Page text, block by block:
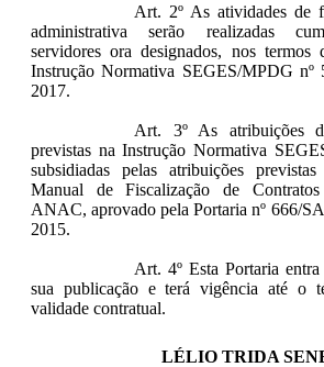
Art. 2º As atividades de
administrativa serão realizadas
servidores ora designados, nos
Instrução Normativa SEGES/MPDG
2017.
Art. 3º As atribuições
previstas na Instrução Normativa
subsidiadas pelas atribuições
Manual de Fiscalização de
ANAC, aprovado pela Portaria nº 666/
2015.
Art. 4º Esta Portaria
sua publicação e terá vigência até o
validade contratual.
LÉLIO TRIDA